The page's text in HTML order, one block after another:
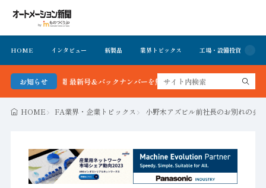
HOME インタビュー 新製品 業界トピックス 工場・設備投資
お知らせ
ン新聞 最新号＆バックナンバーを無料で公開中 詳細はこちら
HOME FA業界・企業トピックス 小野木アズビル前社長のお別れの会